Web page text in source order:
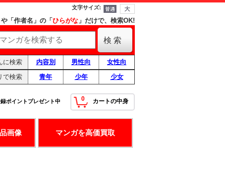
文字サイズ:
や「作者名」の「 ひらがな 」だけで、検索OK!
に検索 内容別 男性向
女性向
で検索
青年 少年 少女
0 カートの中身
ポイントプレゼント中
画像 マンガを高価買取